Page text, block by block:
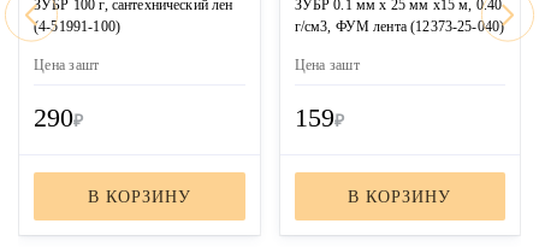
ЗУБР 100 г, сантехнический лен
(4-51991-100)
Цена зашт
290₽
В КОРЗИНУ
ЗУБР 0.1 мм х 25 мм х15 м, 0.40
г/см3, ФУМ лента (12373-25-040)
Цена зашт
159₽
В КОРЗИНУ